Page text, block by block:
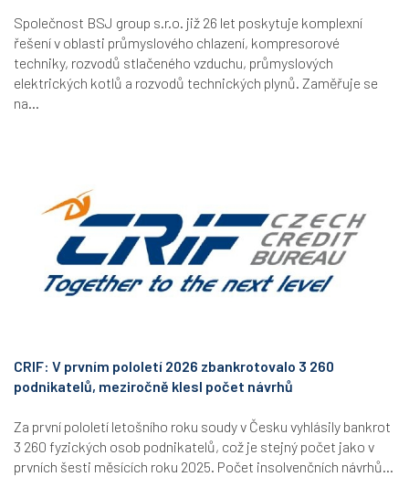
Společnost BSJ group s.r.o. již 26 let poskytuje komplexní
řešení v oblasti průmyslového chlazení, kompresorové
techniky, rozvodů stlačeného vzduchu, průmyslových
elektrických kotlů a rozvodů technických plynů. Zaměřuje se
na...
CRIF: V prvním pololetí 2026 zbankrotovalo 3 260
podnikatelů, meziročně klesl počet návrhů
Za první pololetí letošního roku soudy v Česku vyhlásily bankrot
3 260 fyzických osob podnikatelů, což je stejný počet jako v
prvních šesti měsících roku 2025. Počet insolvenčních návrhů...